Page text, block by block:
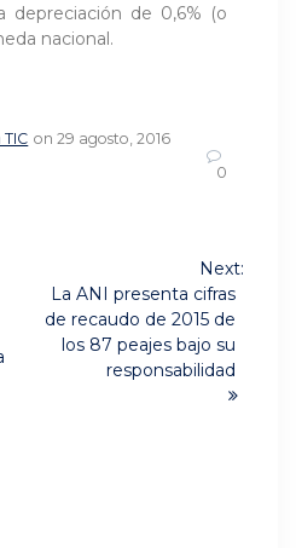
depreciación de 0,6% (o
nacional.
on 29 agosto, 2016
0
Next:
Next
post:
La ANI presenta cifras
de recaudo de 2015 de
los 87 peajes bajo su
responsabilidad